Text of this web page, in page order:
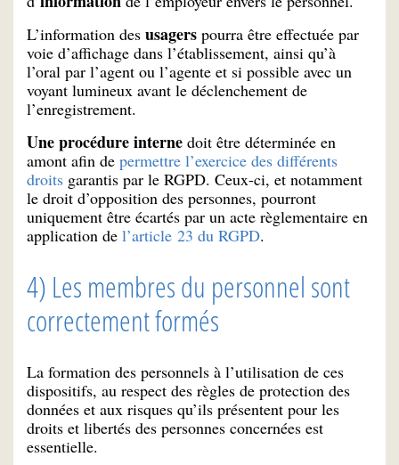
L’information des usagers pourra être effectuée par
voie d’affichage dans l’établissement, ainsi qu’à
l’oral par l’agent ou l’agente et si possible avec un
voyant lumineux avant le déclenchement de
l’enregistrement.
Une procédure interne doit être déterminée en
amont afin de permettre l’exercice des différents
droits garantis par le RGPD. Ceux-ci, et notamment
le droit d’opposition des personnes, pourront
uniquement être écartés par un acte règlementaire en
application de l’article 23 du RGPD.
4) Les membres du personnel sont
correctement formés
La formation des personnels à l’utilisation de ces
dispositifs, au respect des règles de protection des
données et aux risques qu’ils présentent pour les
droits et libertés des personnes concernées est
essentielle.